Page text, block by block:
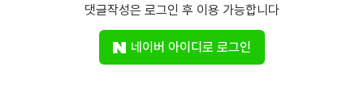
댓글작성은 로그인 후 이용 가능합니다
네이버 아이디로 로그인